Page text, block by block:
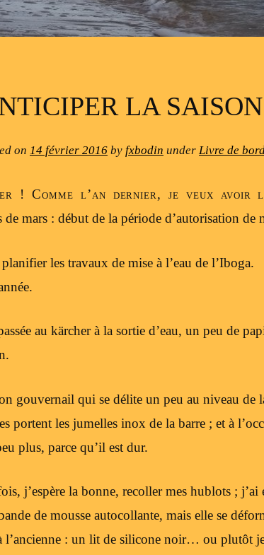
LA
on 14 février 2016 by fxbodin under Livre de
! Comme l’an dernier, je veux avoir
de mars : début de la période d’autorisation de
les travaux de mise à l’eau de l’Iboga.
au kärcher à la sortie d’eau, un peu de
gouvernail qui se délite un peu au niveau de
portent les jumelles inox de la barre ; et à
plus, parce qu’il est dur.
j’espère la bonne, recoller mes hublots ; j’ai
de mousse autocollante, mais elle se
l’ancienne : un lit de silicone noir… ou plutôt